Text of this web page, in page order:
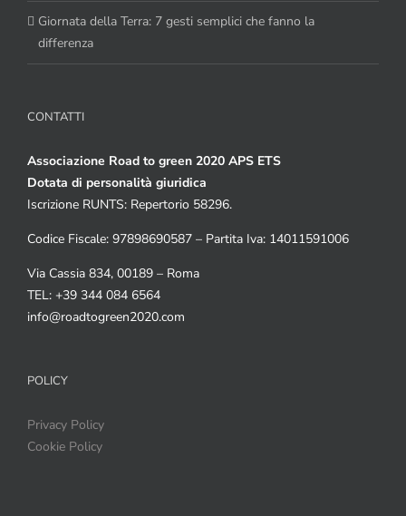
Giornata della Terra: 7 gesti semplici che fanno la
differenza
CONTATTI
Associazione Road to green 2020 APS ETS
Dotata di personalità giuridica
Iscrizione RUNTS: Repertorio 58296.
Codice Fiscale: 97898690587 – Partita Iva: 14011591006
Via Cassia 834, 00189 – Roma
TEL: +39 344 084 6564
info@roadtogreen2020.com
POLICY
Privacy Policy
Cookie Policy